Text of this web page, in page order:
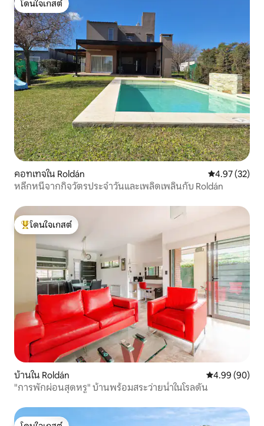
โดนใจเกสต์
โดนใจเกสต์
คอทเทจใน Roldán คะแนนเฉลี่ย
4.97 (32)
หลีกหนีจากกิจวัตรประจำวันและเพลิดเพลินกับ Roldán
โดนใจเกสต์ที่สุด
โดนใจเกสต์
บ้านใน Roldán คะแนนเฉลี่ย
4.99 (90)
"การพักผ่อนสุดหรู" บ้านพร้อมสระว่ายน้ำในโรลดัน